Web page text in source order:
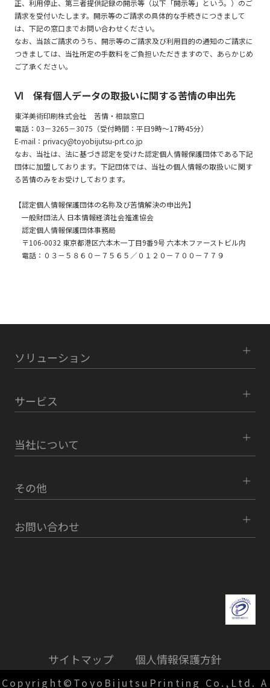
正、利用停止、第三者提供記録の開示等（以下「開示等」という。）のご
請求を受付いたします。開示等のご請求の具体的な手続きにつきまして
は、下記の窓口までお問い合わせください。
なお、当該ご請求のうち、開示等のご請求及び利用目的の通知のご請求に
つきましては、当社所定の手数料をご負担いただきますので、あらかじめ
ご了承ください。
Ⅵ 保有個人データの取扱いに関する苦情の申出先
東洋美術印刷株式会社 苦情・相談窓口
電話：03－3265－3075（受付時間：平日9時～17時45分）
E-mail：privacy@toyobijutsu-prt.co.jp
なお、当社は、法に基づき認定を受けた認定個人情報保護団体である下記
団体に加盟しております。下記団体では、当社の個人情報の取扱いに関す
る苦情のみをお受けしております。
【認定個人情報保護団体の名称及び苦情解決の申出先】
一般財団法人 日本情報経済社会推進協会
認定個人情報保護団体事務局
〒106-0032 東京都港区六本木一丁目9番9号 六本木ファーストビル内
電話：０３－５８６０－７５６５／０１２０－７００－７７９
ソリューション
サービス
当社について
その他
お問い合わせ
サイトマップ 個人情報保護方針
Copyright©ToyoBijutsuPrinting Co.,Ltd. A